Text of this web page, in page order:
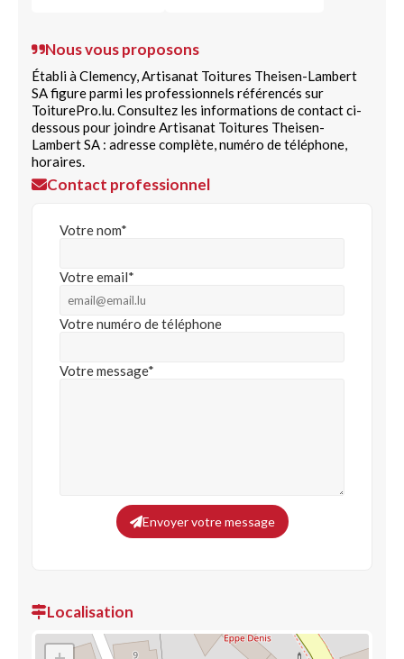
Nous vous proposons
Établi à Clemency, Artisanat Toitures Theisen-Lambert
SA figure parmi les professionnels référencés sur
ToiturePro.lu. Consultez les informations de contact ci-
dessous pour joindre Artisanat Toitures Theisen-
Lambert SA : adresse complète, numéro de téléphone,
horaires.
Contact professionnel
Votre nom*
Votre email*
Votre numéro de téléphone
Votre message*
Envoyer votre message
Localisation